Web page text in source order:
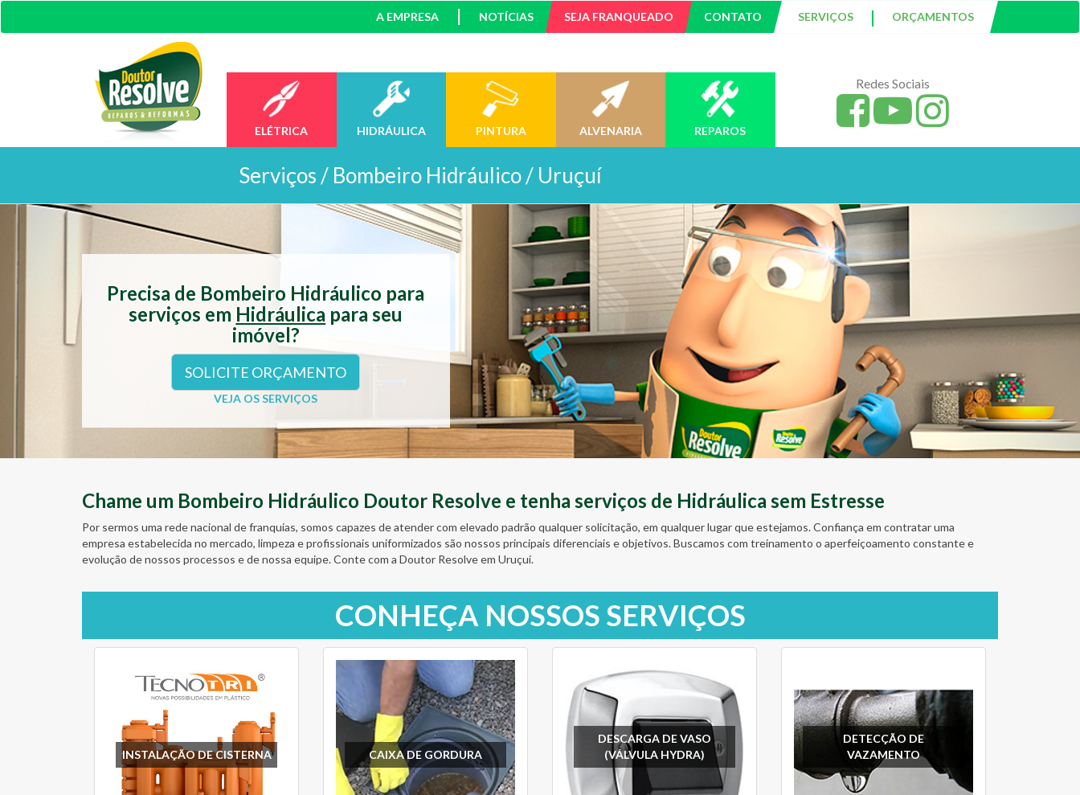
A EMPRESA NOTÍCIAS SEJA FRANQUEADO CONTATO SERVIÇOS | ORÇAMENTOS
ELÉTRICA HIDRÁULICA PINTURA ALVENARIA REPAROS
Redes Sociais
Serviços / Bombeiro Hidráulico / Uruçuí
Precisa de Bombeiro Hidráulico para
serviços em Hidráulica para seu
imóvel?
SOLICITE ORÇAMENTO
VEJA OS SERVIÇOS
Chame um Bombeiro Hidráulico Doutor Resolve e tenha serviços de Hidráulica sem Estresse
Por sermos uma rede nacional de franquias, somos capazes de atender com elevado padrão qualquer solicitação, em qualquer lugar que estejamos. Confiança em contratar uma
empresa estabelecida no mercado, limpeza e profissionais uniformizados são nossos principais diferenciais e objetivos. Buscamos com treinamento o aperfeiçoamento constante e
evolução de nossos processos e de nossa equipe. Conte com a Doutor Resolve em Uruçuí.
CONHEÇA NOSSOS SERVIÇOS
INSTALAÇÃO DE CISTERNA CAIXA DE GORDURA
DESCARGA DE VASO
(VÁLVULA HYDRA)
DETECÇÃO DE
VAZAMENTO